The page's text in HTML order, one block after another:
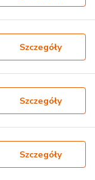
Szczegóły
Szczegóły
Szczegóły